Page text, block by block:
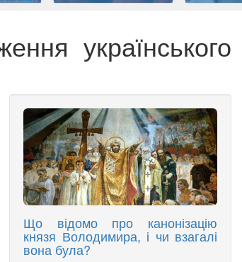
українського
Що відомо про канонізацію
князя Володимира, і чи взагалі
вона була?